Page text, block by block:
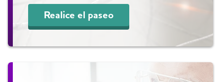
Realice el paseo